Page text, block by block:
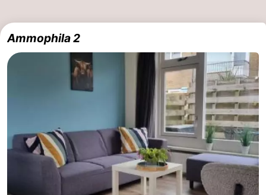
Ammophila 2